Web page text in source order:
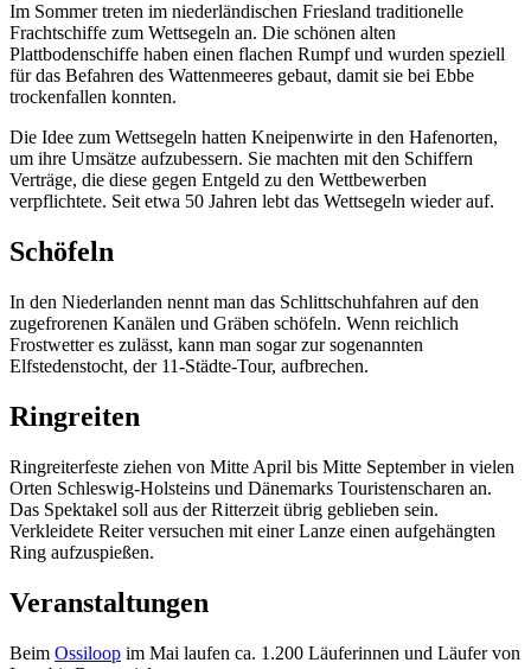
Im Sommer treten im niederländischen Friesland traditionelle
Frachtschiffe zum Wettsegeln an. Die schönen alten
Plattbodenschiffe haben einen flachen Rumpf und wurden speziell
für das Befahren des Wattenmeeres gebaut, damit sie bei Ebbe
trockenfallen konnten.
Die Idee zum Wettsegeln hatten Kneipenwirte in den Hafenorten,
um ihre Umsätze aufzubessern. Sie machten mit den Schiffern
Verträge, die diese gegen Entgeld zu den Wettbewerben
verpflichtete. Seit etwa 50 Jahren lebt das Wettsegeln wieder auf.
Schöfeln
In den Niederlanden nennt man das Schlittschuhfahren auf den
zugefrorenen Kanälen und Gräben schöfeln. Wenn reichlich
Frostwetter es zulässt, kann man sogar zur sogenannten
Elfstedenstocht, der 11-Städte-Tour, aufbrechen.
Ringreiten
Ringreiterfeste ziehen von Mitte April bis Mitte September in vielen
Orten Schleswig-Holsteins und Dänemarks Touristenscharen an.
Das Spektakel soll aus der Ritterzeit übrig geblieben sein.
Verkleidete Reiter versuchen mit einer Lanze einen aufgehängten
Ring aufzuspießen.
Veranstaltungen
Beim Ossiloop im Mai laufen ca. 1.200 Läuferinnen und Läufer von